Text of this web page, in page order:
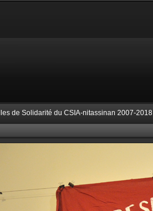
de Solidarité du CSIA-nitassinan 2007-2018